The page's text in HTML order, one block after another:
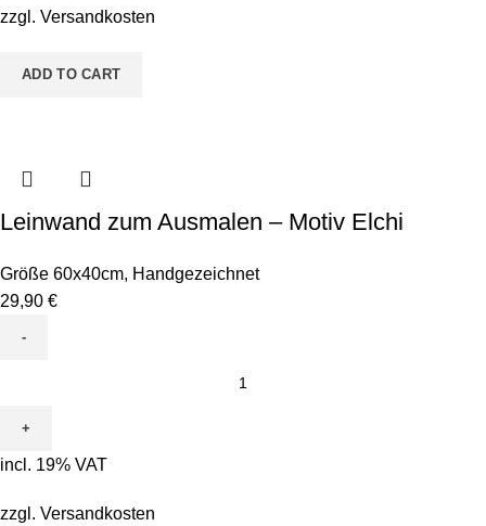
ABC
Jungs
zzgl. Versandkosten
ADD TO CART
Leinwand zum Ausmalen – Motiv Elchi
Größe 60x40cm, Handgezeichnet
29,90 €
Ausmalen
-
Elchi
incl. 19% VAT
zzgl. Versandkosten